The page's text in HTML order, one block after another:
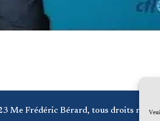
Me Frédéric Bérard, tous droits